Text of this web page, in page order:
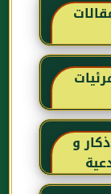
و